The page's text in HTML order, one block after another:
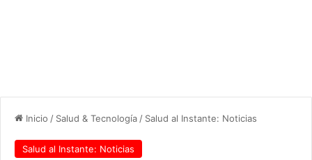
Inicio / Salud & Tecnología / Salud al Instante: Noticias
Salud al Instante: Noticias